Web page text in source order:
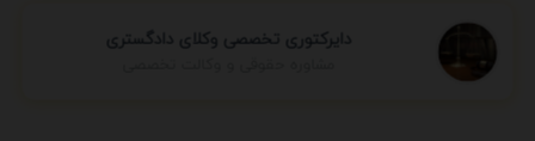
دایرکتوری تخصصی وکلای دادگستری